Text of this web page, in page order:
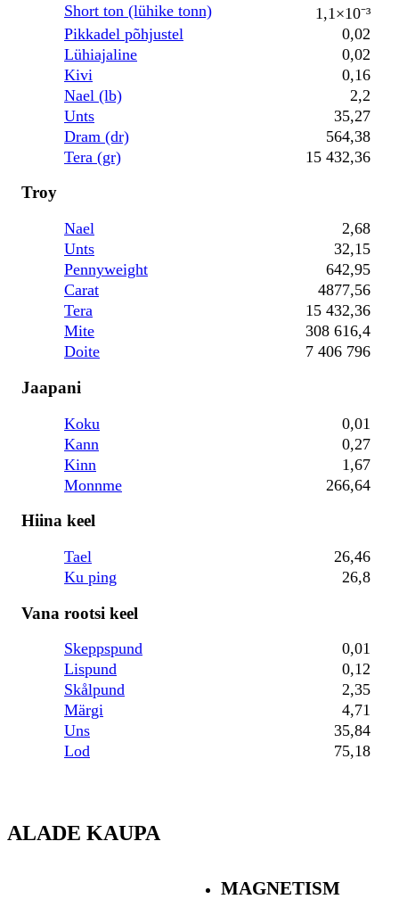
Short ton (lühike tonn)
1,1×10⁻³
Pikkadel põhjustel
0,02
Lühiajaline
0,02
Kivi
0,16
Nael (lb)
2,2
Unts
35,27
Dram (dr)
564,38
Tera (gr)
15 432,36
Troy
Nael
2,68
Unts
32,15
Pennyweight
642,95
Carat
4877,56
Tera
15 432,36
Mite
308 616,4
Doite
7 406 796
Jaapani
Koku
0,01
Kann
0,27
Kinn
1,67
Monnme
266,64
Hiina keel
Tael
26,46
Ku ping
26,8
Vana rootsi keel
Skeppspund
0,01
Lispund
0,12
Skålpund
2,35
Märgi
4,71
Uns
35,84
Lod
75,18
ALADE KAUPA
MAGNETISM